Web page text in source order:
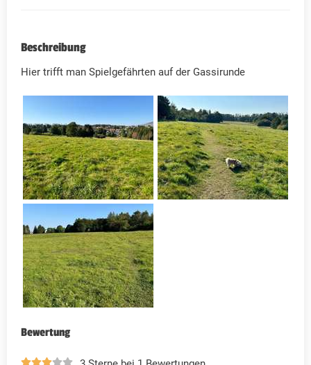
Beschreibung
Hier trifft man Spielgefährten auf der Gassirunde
Bewertung